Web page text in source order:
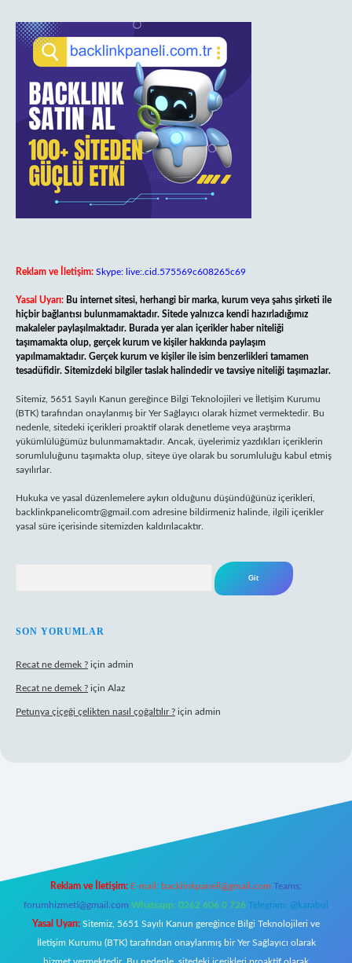
Reklam ve İletişim: Skype: live:.cid.575569c608265c69
Yasal Uyarı: Bu internet sitesi, herhangi bir marka, kurum veya şahıs şirketi ile
hiçbir bağlantısı bulunmamaktadır. Sitede yalnızca kendi hazırladığımız
makaleler paylaşılmaktadır. Burada yer alan içerikler haber niteliği
taşımamakta olup, gerçek kurum ve kişiler hakkında paylaşım
yapılmamaktadır. Gerçek kurum ve kişiler ile isim benzerlikleri tamamen
tesadüfidir. Sitemizdeki bilgiler taslak halindedir ve tavsiye niteliği taşımazlar.
Sitemiz, 5651 Sayılı Kanun gereğince Bilgi Teknolojileri ve İletişim Kurumu
(BTK) tarafından onaylanmış bir Yer Sağlayıcı olarak hizmet vermektedir. Bu
nedenle, sitedeki içerikleri proaktif olarak denetleme veya araştırma
yükümlülüğümüz bulunmamaktadır. Ancak, üyelerimiz yazdıkları içeriklerin
sorumluluğunu taşımakta olup, siteye üye olarak bu sorumluluğu kabul etmiş
sayılırlar.
Hukuka ve yasal düzenlemelere aykırı olduğunu düşündüğünüz içerikleri,
backlinkpanelicomtr@gmail.com adresine bildirmeniz halinde, ilgili içerikler
yasal süre içerisinde sitemizden kaldırılacaktır.
SON YORUMLAR
Recat ne demek ? için admin
Recat ne demek ? için Alaz
Petunya çiçeği çelikten nasıl çoğaltılır ? için admin
Reklam ve İletişim: E-mail: backlinkpaneli@gmail.com Teams:
forumhizmeti@gmail.com Whatsapp: 0262 606 0 726 Telegram: @karabul
Yasal Uyarı: Sitemiz, 5651 Sayılı Kanun gereğince Bilgi Teknolojileri ve
İletişim Kurumu (BTK) tarafından onaylanmış bir Yer Sağlayıcı olarak